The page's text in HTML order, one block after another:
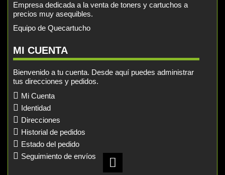
Empresa dedicada a la venta de toners y cartuchos a
precios muy asequibles.
Equipo de Quecartucho
MI CUENTA
Bienvenido a tu cuenta. Desde aquí puedes administrar
tus direcciones y pedidos.
Mi Cuenta
Identidad
Direcciones
Historial de pedidos
Estado del pedido
Seguimiento de envíos